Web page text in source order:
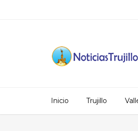
Inicio Trujillo